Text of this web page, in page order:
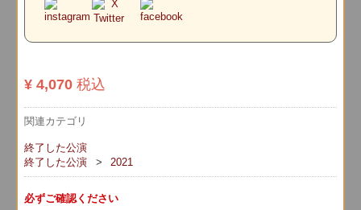
¥ 4,070 税込
関連カテゴリ
終了した公演
終了した公演
2021
必ずご確認ください